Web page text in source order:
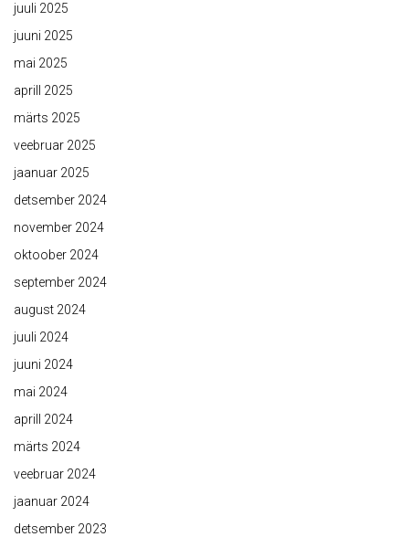
juuli 2025
juuni 2025
mai 2025
aprill 2025
märts 2025
veebruar 2025
jaanuar 2025
detsember 2024
november 2024
oktoober 2024
september 2024
august 2024
juuli 2024
juuni 2024
mai 2024
aprill 2024
märts 2024
veebruar 2024
jaanuar 2024
detsember 2023